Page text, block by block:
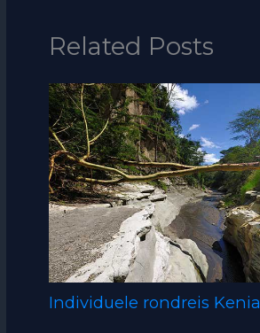
Related Posts
Individuele rondreis Kenia